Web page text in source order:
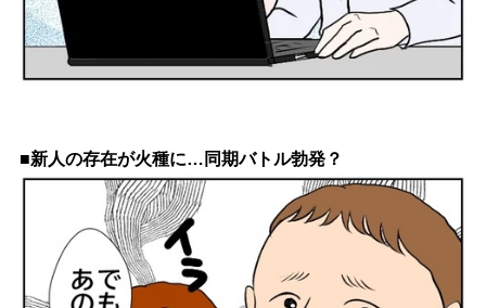
■新人の存在が火種に…同期バトル勃発？